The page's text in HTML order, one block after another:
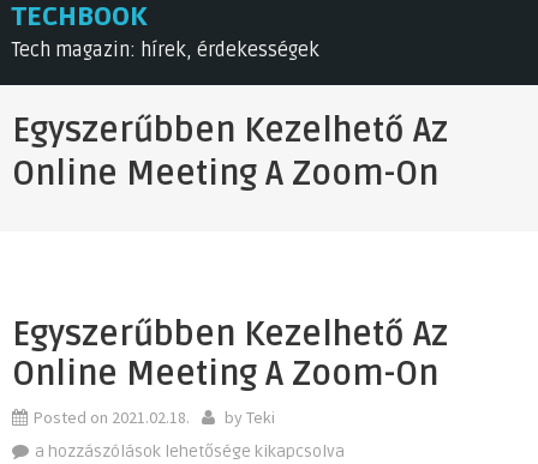
TECHBOOK
Tech magazin: hírek, érdekességek
Egyszerűbben Kezelhető Az
Online Meeting A Zoom-On
Egyszerűbben Kezelhető Az
Online Meeting A Zoom-On
Posted on 2021.02.18. by Teki
Egyszerűbben
a hozzászólások lehetősége kikapcsolva